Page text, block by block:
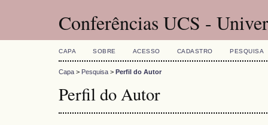
Conferências UCS -
CAPA SOBRE ACESSO CADASTRO PESQUISA
Capa > Pesquisa > Perfil do Autor
Perfil do Autor